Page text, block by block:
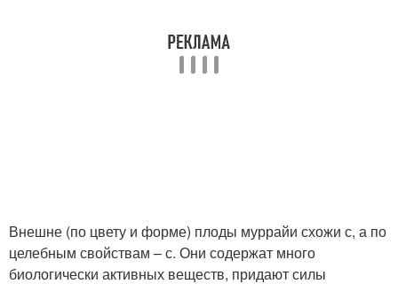
Внешне (по цвету и форме) плоды муррайи схожи с, а по
целебным свойствам – с. Они содержат много
биологически активных веществ, придают силы